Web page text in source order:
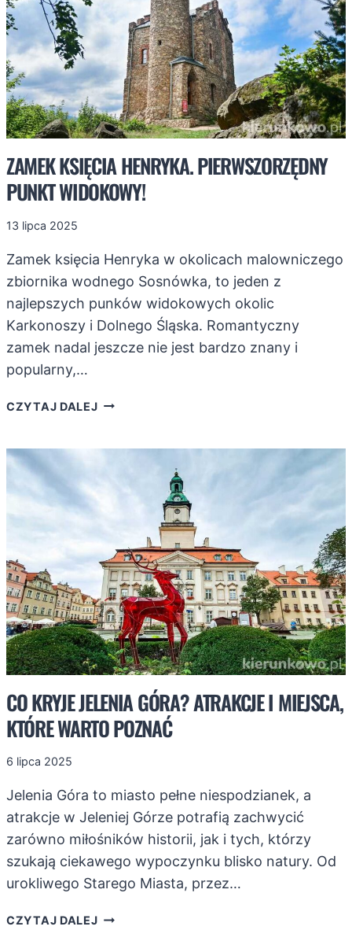
ZAMEK KSIĘCIA HENRYKA. PIERWSZORZĘDNY
PUNKT WIDOKOWY!
13 lipca 2025
Zamek księcia Henryka w okolicach malowniczego
zbiornika wodnego Sosnówka, to jeden z
najlepszych punków widokowych okolic
Karkonoszy i Dolnego Śląska. Romantyczny
zamek nadal jeszcze nie jest bardzo znany i
popularny,…
CZYTAJ DALEJZAMEK
WIDOKOWY!
CO KRYJE JELENIA GÓRA? ATRAKCJE I MIEJSCA,
KTÓRE WARTO POZNAĆ
6 lipca 2025
Jelenia Góra to miasto pełne niespodzianek, a
atrakcje w Jeleniej Górze potrafią zachwycić
zarówno miłośników historii, jak i tych, którzy
szukają ciekawego wypoczynku blisko natury. Od
urokliwego Starego Miasta, przez…
CZYTAJ DALEJCO